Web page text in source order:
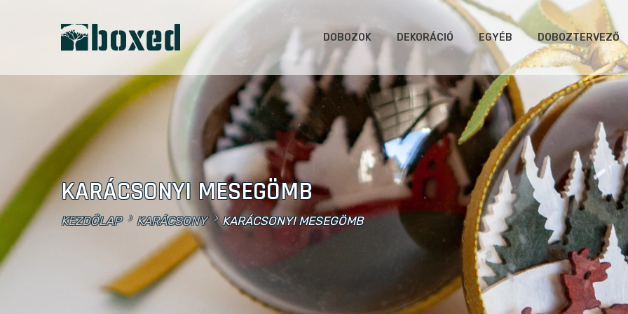
DOBOZOK DEKORÁCIÓ EGYÉB DOBOZTERVEZŐ
KARÁCSONYI MESEGÖMB
KEZDŐLAP KARÁCSONY KARÁCSONYI MESEGÖMB